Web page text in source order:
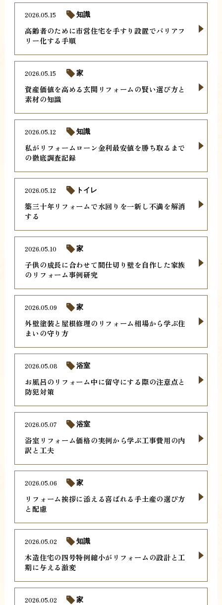
高齢者のために市営住宅を手すり設置でバリアフ
リー化する手順
2026.05.15 知識
資産価値を高める玄関リフォームの賢い選び方と
素材の知識
2026.05.15 家
私がリフォームローン金利最安値を勝ち取るまで
の徹底調査記録
2026.05.12 知識
築三十年リフォームで水回りを一新し不満を解消
する
2026.05.12 トイレ
子供の成長に合わせて間仕切り壁を自作した家族
のリフォーム事例研究
2026.05.10 家
外壁塗装と屋根修理のリフォーム相場から学ぶ住
まいの守り方
2026.05.09 家
お風呂のリフォーム中に留守にする際の注意点と
防犯対策
2026.05.08 浴室
浴室リフォーム価格の実例から学ぶ工事費用の内
訳と工夫
2026.05.07 浴室
リフォーム挨拶に添える喜ばれる手土産の選び方
と配慮
2026.05.06 家
木造住宅の四号特例縮小がリフォームの設計と工
期に与える激変
2026.05.02 知識
2026.05.02 家